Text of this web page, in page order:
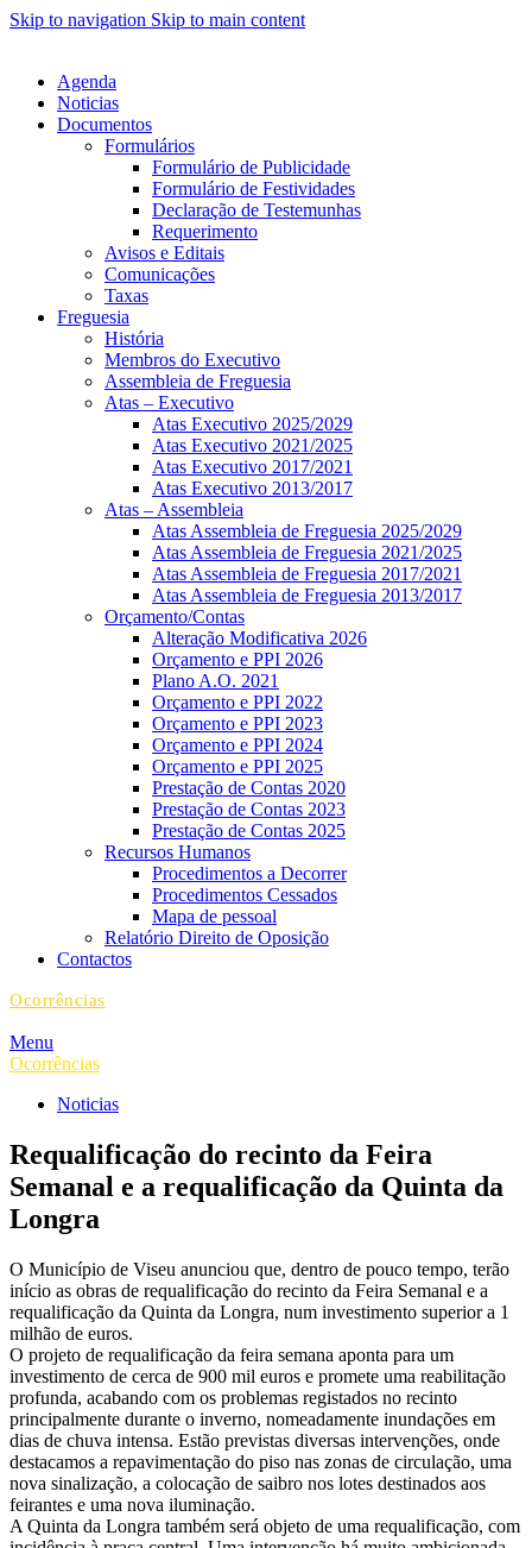
Skip to navigation Skip to main content
Agenda
Noticias
Documentos
Formulários
Formulário de Publicidade
Formulário de Festividades
Declaração de Testemunhas
Requerimento
Avisos e Editais
Comunicações
Taxas
Freguesia
História
Membros do Executivo
Assembleia de Freguesia
Atas – Executivo
Atas Executivo 2025/2029
Atas Executivo 2021/2025
Atas Executivo 2017/2021
Atas Executivo 2013/2017
Atas – Assembleia
Atas Assembleia de Freguesia 2025/2029
Atas Assembleia de Freguesia 2021/2025
Atas Assembleia de Freguesia 2017/2021
Atas Assembleia de Freguesia 2013/2017
Orçamento/Contas
Alteração Modificativa 2026
Orçamento e PPI 2026
Plano A.O. 2021
Orçamento e PPI 2022
Orçamento e PPI 2023
Orçamento e PPI 2024
Orçamento e PPI 2025
Prestação de Contas 2020
Prestação de Contas 2023
Prestação de Contas 2025
Recursos Humanos
Procedimentos a Decorrer
Procedimentos Cessados
Mapa de pessoal
Relatório Direito de Oposição
Contactos
Ocorrências
Menu
Ocorrências
Noticias
Requalificação do recinto da Feira
Semanal e a requalificação da Quinta da
Longra
O Município de Viseu anunciou que, dentro de pouco tempo, terão
início as obras de requalificação do recinto da Feira Semanal e a
requalificação da Quinta da Longra, num investimento superior a 1
milhão de euros.
O projeto de requalificação da feira semana aponta para um
investimento de cerca de 900 mil euros e promete uma reabilitação
profunda, acabando com os problemas registados no recinto
principalmente durante o inverno, nomeadamente inundações em
dias de chuva intensa. Estão previstas diversas intervenções, onde
destacamos a repavimentação do piso nas zonas de circulação, uma
nova sinalização, a colocação de saibro nos lotes destinados aos
feirantes e uma nova iluminação.
A Quinta da Longra também será objeto de uma requalificação, com